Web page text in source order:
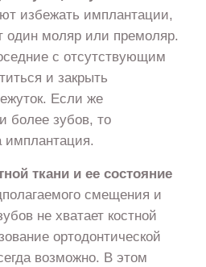
избежать имплантации,
один моляр или премоляр.
с отсутствующим
и закрыть
Если же
более зубов, то
имплантация.
ткани и ее состояние
смещения и
не хватает костной
ортодонтической
возможно. В этом